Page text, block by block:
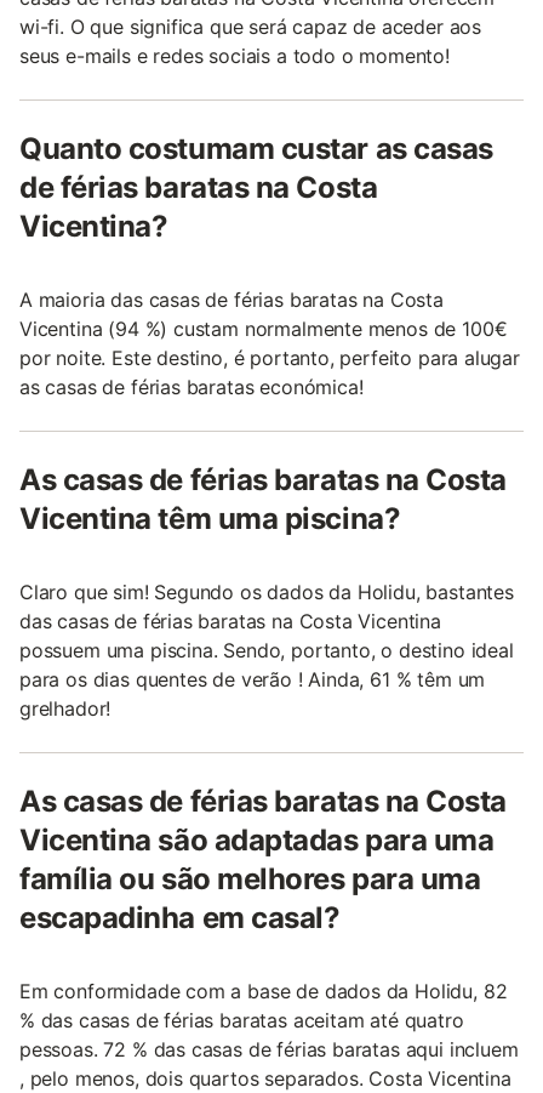
wi-fi. O que significa que será capaz de aceder aos
seus e-mails e redes sociais a todo o momento!
Quanto costumam custar as casas
de férias baratas na Costa
Vicentina?
A maioria das casas de férias baratas na Costa
Vicentina (94 %) custam normalmente menos de 100€
por noite. Este destino, é portanto, perfeito para alugar
as casas de férias baratas económica!
As casas de férias baratas na Costa
Vicentina têm uma piscina?
Claro que sim! Segundo os dados da Holidu, bastantes
das casas de férias baratas na Costa Vicentina
possuem uma piscina. Sendo, portanto, o destino ideal
para os dias quentes de verão ! Ainda, 61 % têm um
grelhador!
As casas de férias baratas na Costa
Vicentina são adaptadas para uma
família ou são melhores para uma
escapadinha em casal?
Em conformidade com a base de dados da Holidu, 82
% das casas de férias baratas aceitam até quatro
pessoas. 72 % das casas de férias baratas aqui incluem
, pelo menos, dois quartos separados. Costa Vicentina